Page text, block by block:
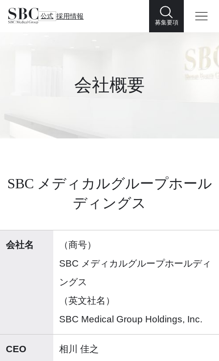
公式 採用情報
募集要項
会社概要
SBC メディカルグループホール
ディングス
会社名
（商号）
SBC メディカルグループホールディ
ングス
（英文社名）
SBC Medical Group Holdings, Inc.
CEO 相川 佳之